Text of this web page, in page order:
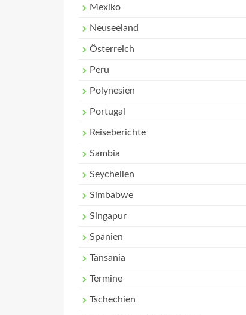
Mexiko
Neuseeland
Österreich
Peru
Polynesien
Portugal
Reiseberichte
Sambia
Seychellen
Simbabwe
Singapur
Spanien
Tansania
Termine
Tschechien